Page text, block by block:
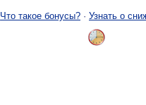
Что такое бонусы? · Узнать о